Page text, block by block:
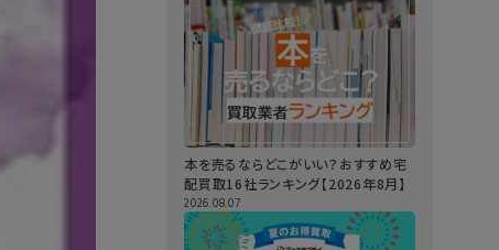
本を売るならどこがいい？おすすめ宅
配買取16社ランキング【2026年8月】
2026.08.07